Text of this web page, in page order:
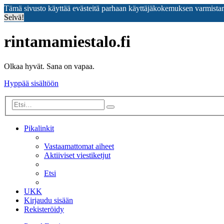
Tämä sivusto käyttää evästeitä parhaan käyttäjäkokemuksen
Selvä!
rintamamiestalo.fi
Olkaa hyvät. Sana on vapaa.
Hyppää sisältöön
Etsi
Pikalinkit
Vastaamattomat aiheet
Aktiiviset viestiketjut
Etsi
UKK
Kirjaudu sisään
Rekisteröidy